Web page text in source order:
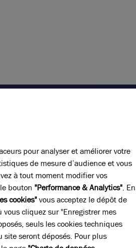
!
expertise et la
pour analyser et améliorer votre
de mesure d’audience et vous
à tout moment modifier vos
bouton "Performance & Analytics". En
cookies"vous acceptez le dépôt de
vous cliquez sur "Enregistrer mes
seuls les cookies techniques
seront déposés. Pour plus